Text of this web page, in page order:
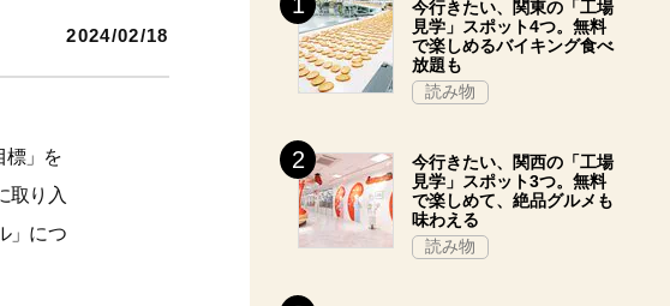
2024/02/18
標」を
取り入
」につ
今行きたい、関東の「工場
見学」スポット4つ。無料
で楽しめるバイキング食べ
放題も
読み物
今行きたい、関西の「工場
見学」スポット3つ。無料
で楽しめて、絶品グルメも
味わえる
読み物